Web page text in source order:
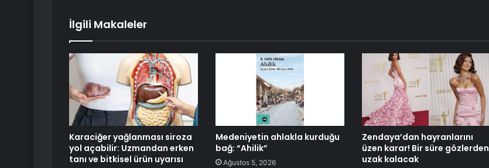
İlgili Makaleler
Karaciğer yağlanması siroza
yol açabilir: Uzmandan erken
tanı ve bitkisel ürün uyarısı
Medeniyetin ahlakla kurduğu
bağ: “Ahilik”
Ağustos 5, 2026
Zendaya’dan hayranlarını
üzen karar! Bir süre gözlerden
uzak kalacak